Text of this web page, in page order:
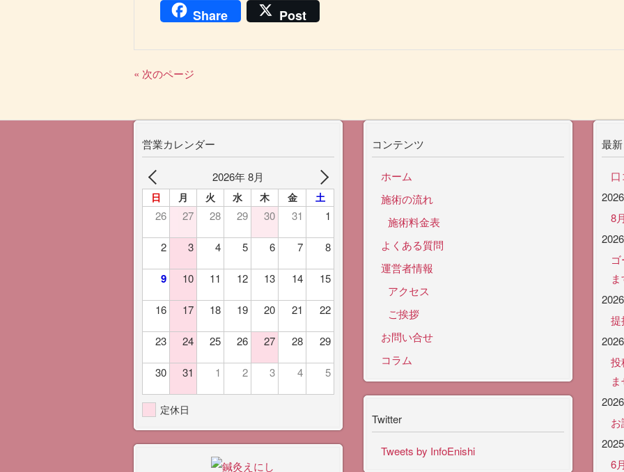
Share Post
« 次のページ
営業カレンダー
2026年 8月
日 月 火 水 木 金 土
26 27 28 29 30 31 1
2 3 4 5 6 7 8
9 10 11 12 13 14 15
16 17 18 19 20 21 22
23 24 25 26 27 28 29
30 31 1 2 3 4 5
定休日
コンテンツ
ホーム
施術の流れ
施術料金表
よくある質問
運営者情報
アクセス
ご挨拶
お問い合せ
コラム
Twitter
Tweets by InfoEnishi
最
8
提
投
6